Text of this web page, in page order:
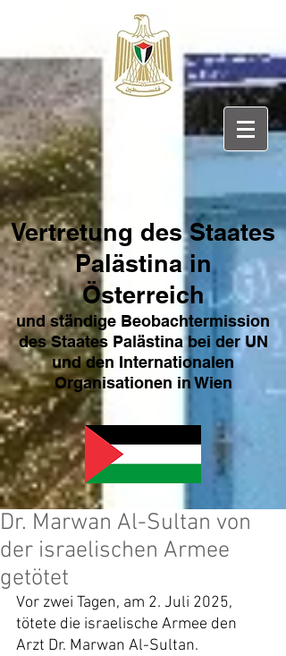
Vertretung des Staates
Palästina in
Österreich
und ständige Beobachtermission
des Staates Palästina bei der UN
und den Internationalen
Organisationen in Wien
Dr. Marwan Al-Sultan von
der israelischen Armee
getötet
Vor zwei Tagen, am 2. Juli 2025,
tötete die israelische Armee den
Arzt Dr. Marwan Al-Sultan.